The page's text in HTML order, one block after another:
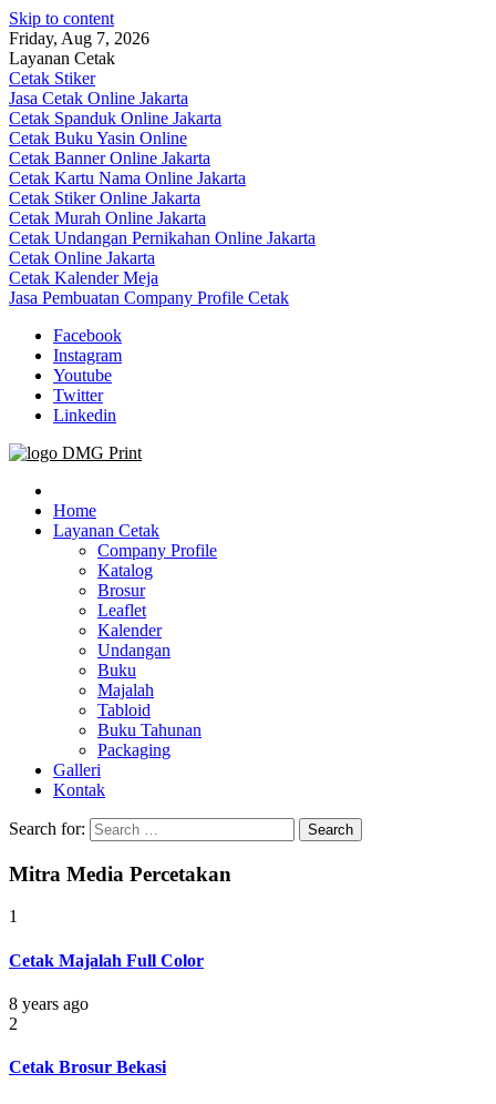
Skip to content
Friday, Aug 7, 2026
Layanan Cetak
Cetak Stiker
Jasa Cetak Online Jakarta
Cetak Spanduk Online Jakarta
Cetak Buku Yasin Online
Cetak Banner Online Jakarta
Cetak Kartu Nama Online Jakarta
Cetak Stiker Online Jakarta
Cetak Murah Online Jakarta
Cetak Undangan Pernikahan Online Jakarta
Cetak Online Jakarta
Cetak Kalender Meja
Jasa Pembuatan Company Profile Cetak
Facebook
Instagram
Youtube
Twitter
Linkedin
Jasa Cetak Online DMG Printing
Home
Layanan Cetak
Company Profile
Katalog
Brosur
Leaflet
Kalender
Undangan
Buku
Majalah
Tabloid
Buku Tahunan
Packaging
Galleri
Kontak
Search for:
Mitra Media Percetakan
1
Cetak Majalah Full Color
8 years ago
2
Cetak Brosur Bekasi